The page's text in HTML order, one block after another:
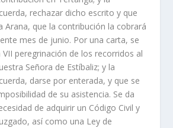
rechazar dicho escrito y que
Arana, que la contribución la cobrará
mes de junio. Por una carta, se
VII peregrinación de los recorridos al
Señora de Estíbaliz; y la
darse por enterada, y que se
de su asistencia. Se da
de adquirir un Código Civil y
así como una Ley de